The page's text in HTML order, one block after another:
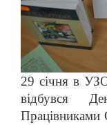
29 січня в
відбувся
Працівниками